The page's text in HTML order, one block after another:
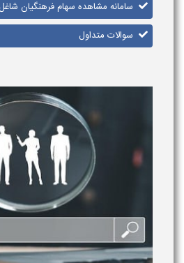
سامانه مشاهده سهام فرهنگیان
سوالات متداول